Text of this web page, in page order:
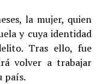
la mujer, quien
y cuya identidad
Tras ello, fue
volver a trabajar
país.